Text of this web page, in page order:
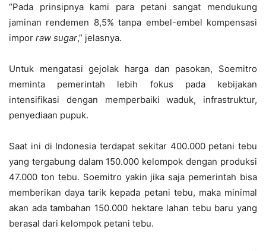
“Pada prinsipnya kami para petani sangat mendukung
jaminan rendemen 8,5% tanpa embel-embel kompensasi
impor raw sugar,” jelasnya.
Untuk mengatasi gejolak harga dan pasokan, Soemitro
meminta pemerintah lebih fokus pada kebijakan
intensifikasi dengan memperbaiki waduk, infrastruktur,
penyediaan pupuk.
Saat ini di Indonesia terdapat sekitar 400.000 petani tebu
yang tergabung dalam 150.000 kelompok dengan produksi
47.000 ton tebu. Soemitro yakin jika saja pemerintah bisa
memberikan daya tarik kepada petani tebu, maka minimal
akan ada tambahan 150.000 hektare lahan tebu baru yang
berasal dari kelompok petani tebu.